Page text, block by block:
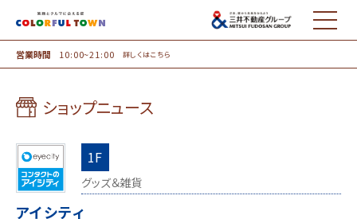
MENU
営業時間 10:00~21:00 詳しくはこちら
ショップニュース
1F
グッズ＆雑貨
アイシティ